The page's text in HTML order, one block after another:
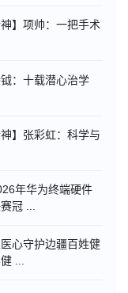
】项帅：一把手术
钺：十载潜心治学
】张彩虹：科学与
年华为终端硬件
冠 ...
心守护边疆百姓健
...